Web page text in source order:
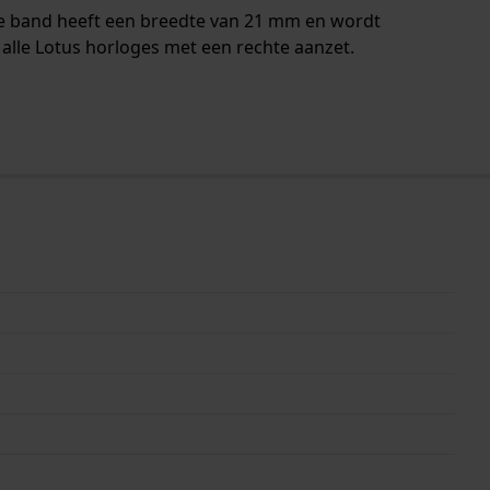
heeft een breedte van 21 mm en wordt
Lotus horloges met een rechte aanzet.